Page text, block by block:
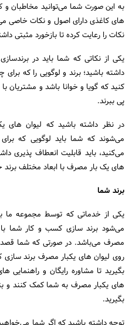
به این صورت شما می‌توانید مخاطبان و
های کاغذی دارای اصول و نکات خاصی
نکات را رعایت کرده تا بازخورد مثبتی
یکی از نکاتی که شما باید در
داشته باشید؛ برند و لوگویی را که
کنید که گویا و خوانا باشد و
پی ببرند.
در نظر داشته باشید که لیوان های
می‌شوند که شما باید لوگویی که
می‌کنید، باید قابلیت انعطاف پذیری
های یک بار مصرف با ابعاد مختلف برند
برند شما
یکی از خدماتی که توسط مجموعه ما
می‌شود برند سازی کسب و کار شما
مصرف می‌باشد. در صورتی که شما قصد
روی لیوان های یکبار مصرف برند
بگیرید تا مشاوره رایگان و راهنمایی
های یکبار مصرف به شما کمک کنند و
بگیرید.